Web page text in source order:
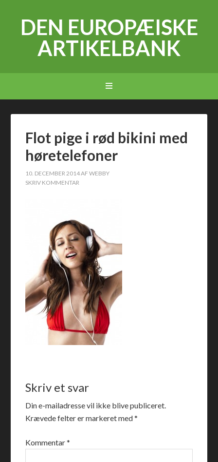
DEN EUROPÆISKE
ARTIKELBANK
Flot pige i rød bikini med
høretelefoner
10. DECEMBER 2014AFWEBBY
SKRIV KOMMENTAR
Skriv et svar
Din e-mailadresse vil ikke blive publiceret.
Krævede felter er markeret med*
Kommentar*